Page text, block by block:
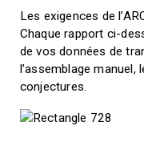
Les exigences de
Chaque rapport ci-
de vos données de
l’assemblage
conjectures.